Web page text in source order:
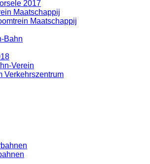
2017
Maatschappij
Maatschappij
Bahn
Verein
Verkehrszentrum